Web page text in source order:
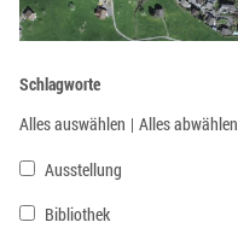
Schlagworte
Alles auswählen | Alles abwählen
Ausstellung
Bibliothek